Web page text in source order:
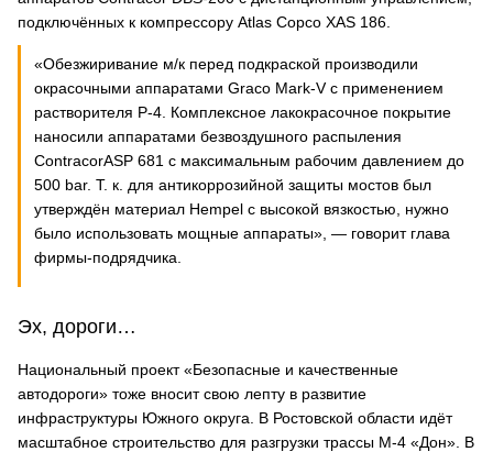
подключённых к компрессору Atlas Copco XAS 186.
«Обезжиривание м/к перед подкраской производили
окрасочными аппаратами Graco Mark-V с применением
растворителя Р-4. Комплексное лакокрасочное покрытие
наносили аппаратами безвоздушного распыления
ContracorASP 681 с максимальным рабочим давлением до
500 bar. Т. к. для антикоррозийной защиты мостов был
утверждён материал Hempel с высокой вязкостью, нужно
было использовать мощные аппараты», — говорит глава
фирмы-подрядчика.
Эх, дороги…
Национальный проект «Безопасные и качественные
автодороги» тоже вносит свою лепту в развитие
инфраструктуры Южного округа. В Ростовской области идёт
масштабное строительство для разгрузки трассы М-4 «Дон». В